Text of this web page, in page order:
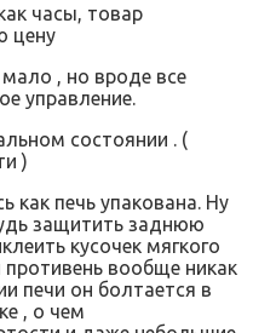
часы, товар
цену
, но вроде все
управление.
состоянии . (
)
как печь упакована. Ну
защитить заднюю
кусочек мягкого
вообще никак
печи он болтается в
, о чем